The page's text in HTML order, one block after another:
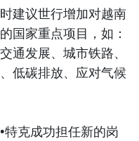
建议世行增加对越南
国家重点项目，如：
通发展、城市铁路、
低碳排放、应对气候
克成功担任新的岗